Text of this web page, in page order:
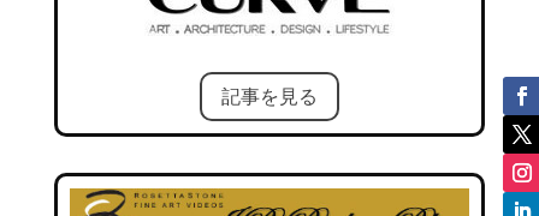
記事を見る